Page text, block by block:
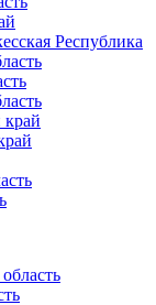
Республика
край